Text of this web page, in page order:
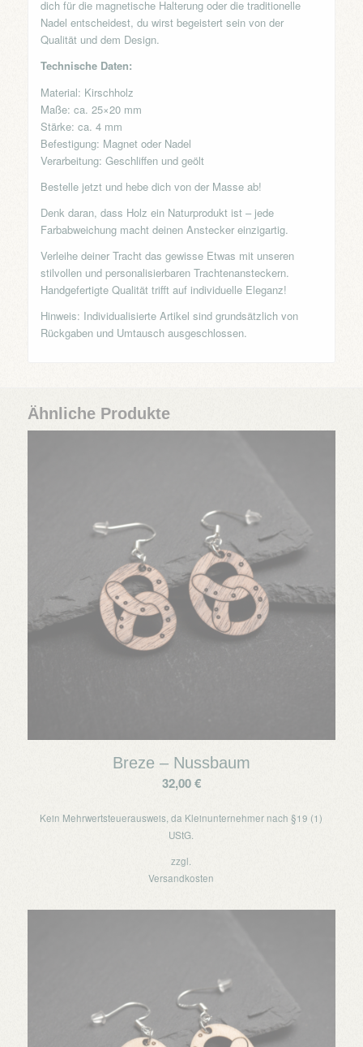
dich für die magnetische Halterung oder die traditionelle
Nadel entscheidest, du wirst begeistert sein von der
Qualität und dem Design.
Technische Daten:
Material: Kirschholz
Maße: ca. 25×20 mm
Stärke: ca. 4 mm
Befestigung: Magnet oder Nadel
Verarbeitung: Geschliffen und geölt
Bestelle jetzt und hebe dich von der Masse ab!
Denk daran, dass Holz ein Naturprodukt ist – jede
Farbabweichung macht deinen Anstecker einzigartig.
Verleihe deiner Tracht das gewisse Etwas mit unseren
stilvollen und personalisierbaren Trachtenansteckern.
Handgefertigte Qualität trifft auf individuelle Eleganz!
Hinweis: Individualisierte Artikel sind grundsätzlich von
Rückgaben und Umtausch ausgeschlossen.
Ähnliche Produkte
Breze – Nussbaum
32,00€
Kein Mehrwertsteuerausweis, da Kleinunternehmer nach §19 (1)
UStG.
zzgl.
Versandkosten